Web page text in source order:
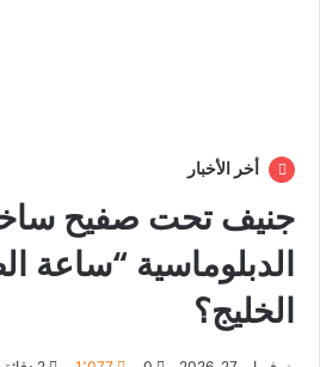
أخر الأخبار
جنيف تحت صفيح
الدبلوماسية “ساعة
الخليج؟